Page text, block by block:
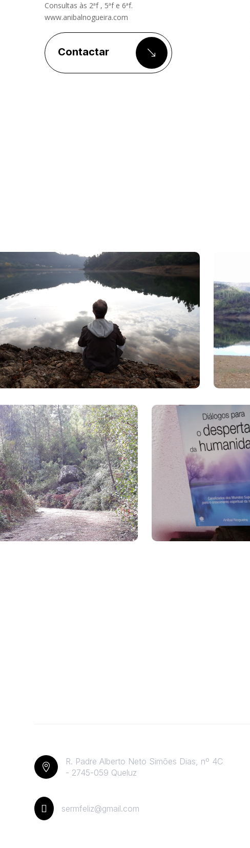
Consultas às 2ªf , 5ªf e 6ªf.
www.anibalnogueira.com
Contactar

R. Padre Alberto Neto Simões Dias, nº 4C
- 2745-059 Queluz
 sermfeliz@gmail.com